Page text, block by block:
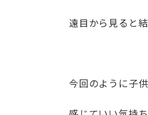
遠目から見ると
今回のように子